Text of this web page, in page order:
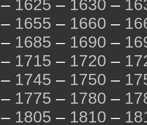
– 1625 – 1630 –
– 1655 – 1660 –
– 1685 – 1690 –
– 1715 – 1720 –
– 1745 – 1750 –
– 1775 – 1780 –
– 1805 – 1810 –